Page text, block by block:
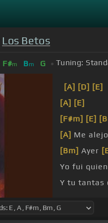
Los Betos
F#m Bm G Tuning:
[A] [D] [E]
[A] [E]
[F#m] [E]
[A] Me
[Bm] Ayer
Yo fui
Y tu tantas